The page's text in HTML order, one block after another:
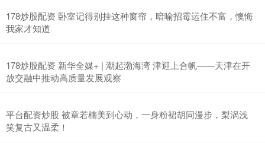
178炒股配资 卧室记得别挂这种窗帘，暗喻招霉运住不富，懊悔
我家才知道
178炒股配资 新华全媒+ | 潮起渤海湾 津迎上合帆——天津在开
放交融中推动高质量发展观察
平台配资炒股 被章若楠美到心动，一身粉裙胡同漫步，梨涡浅
笑复古又温柔！